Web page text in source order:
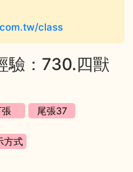
class
驗：730.四獸